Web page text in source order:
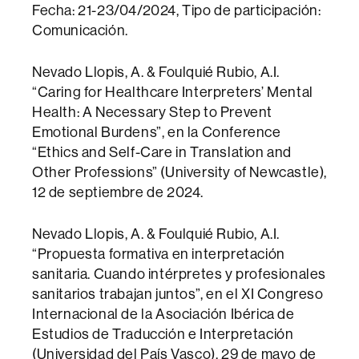
Fecha: 21-23/04/2024, Tipo de participación:
Comunicación.
Nevado Llopis, A. & Foulquié Rubio, A.I.
“Caring for Healthcare Interpreters’ Mental
Health: A Necessary Step to Prevent
Emotional Burdens”, en la Conference
“Ethics and Self-Care in Translation and
Other Professions” (University of Newcastle),
12 de septiembre de 2024.
Nevado Llopis, A. & Foulquié Rubio, A.I.
“Propuesta formativa en interpretación
sanitaria. Cuando intérpretes y profesionales
sanitarios trabajan juntos”, en el XI Congreso
Internacional de la Asociación Ibérica de
Estudios de Traducción e Interpretación
(Universidad del País Vasco), 29 de mayo de